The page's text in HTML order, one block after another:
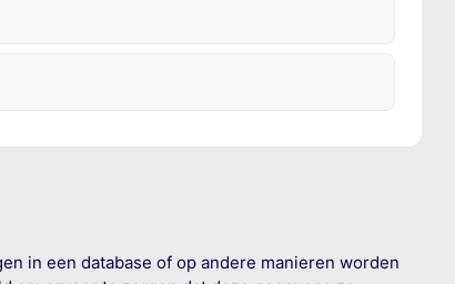
in een database of op andere manieren worden